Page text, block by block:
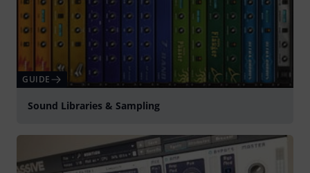
GUIDE
Sound Libraries & Sampling